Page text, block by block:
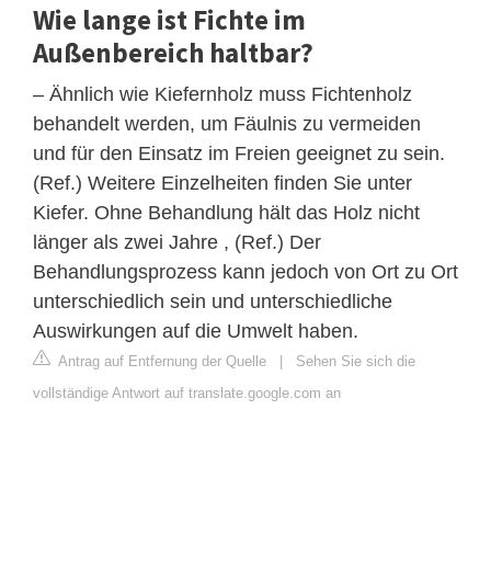
Wie lange ist Fichte im
Außenbereich haltbar?
– Ähnlich wie Kiefernholz muss Fichtenholz
behandelt werden, um Fäulnis zu vermeiden
und für den Einsatz im Freien geeignet zu sein.
(Ref.) Weitere Einzelheiten finden Sie unter
Kiefer. Ohne Behandlung hält das Holz nicht
länger als zwei Jahre , (Ref.) Der
Behandlungsprozess kann jedoch von Ort zu Ort
unterschiedlich sein und unterschiedliche
Auswirkungen auf die Umwelt haben.
Antrag auf Entfernung der Quelle | Sehen Sie sich die
vollständige Antwort auf translate.google.com an